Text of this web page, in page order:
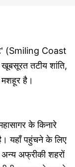
(Smiling Coast
तटीय शांति,
मशहूर है।
के किनारे
यहाँ पहुंचने के लिए
अफ्रीकी शहरों